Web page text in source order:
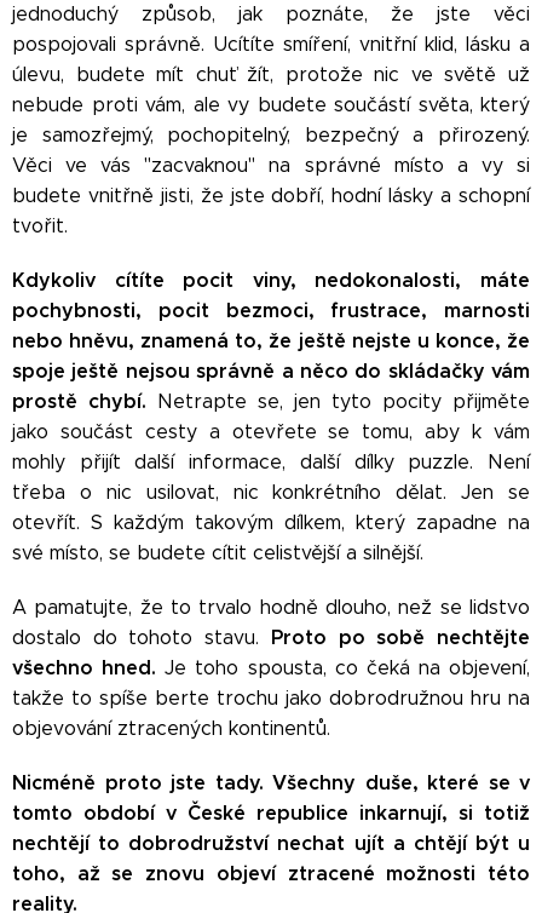
jednoduchý způsob, jak poznáte, že jste věci
pospojovali správně. Ucítíte smíření, vnitřní klid, lásku a
úlevu, budete mít chuť žít, protože nic ve světě už
nebude proti vám, ale vy budete součástí světa, který
je samozřejmý, pochopitelný, bezpečný a přirozený.
Věci ve vás "zacvaknou" na správné místo a vy si
budete vnitřně jisti, že jste dobří, hodní lásky a schopní
tvořit.
Kdykoliv cítíte pocit viny, nedokonalosti, máte
pochybnosti, pocit bezmoci, frustrace, marnosti
nebo hněvu, znamená to, že ještě nejste u konce, že
spoje ještě nejsou správně a něco do skládačky vám
prostě chybí. Netrapte se, jen tyto pocity přijměte
jako součást cesty a otevřete se tomu, aby k vám
mohly přijít další informace, další dílky puzzle. Není
třeba o nic usilovat, nic konkrétního dělat. Jen se
otevřít. S každým takovým dílkem, který zapadne na
své místo, se budete cítit celistvější a silnější.
A pamatujte, že to trvalo hodně dlouho, než se lidstvo
dostalo do tohoto stavu. Proto po sobě nechtějte
všechno hned.Je toho spousta, co čeká na objevení,
takže to spíše berte trochu jako dobrodružnou hru na
objevování ztracených kontinentů.
Nicméně proto jste tady. Všechny duše, které se v
tomto období v České republice inkarnují, si totiž
nechtějí to dobrodružství nechat ujít a chtějí být u
toho, až se znovu objeví ztracené možnosti této
reality.